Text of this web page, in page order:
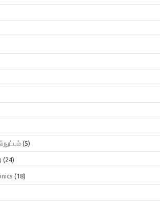
(5)
(24)
(18)